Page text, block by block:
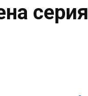
серия